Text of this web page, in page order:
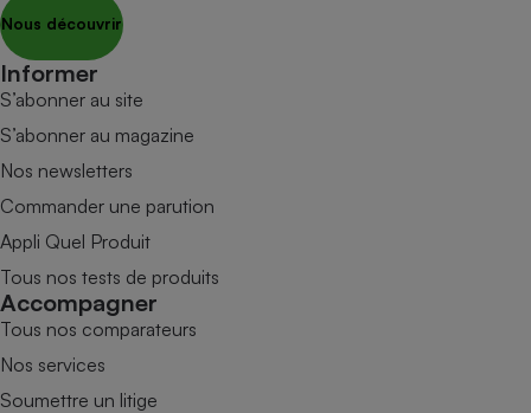
Nous découvrir
Informer
S’abonner au site
S’abonner au magazine
Nos newsletters
Commander une parution
Appli Quel Produit
Tous nos tests de produits
Accompagner
Tous nos comparateurs
Nos services
Soumettre un litige